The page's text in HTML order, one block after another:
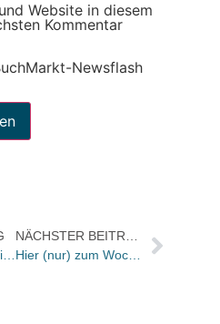
Website in diesem
Kommentar
Newsflash
Herder-Autor Matthias Willenbacher legt mit erneutem offenen Brief an Merkel nach